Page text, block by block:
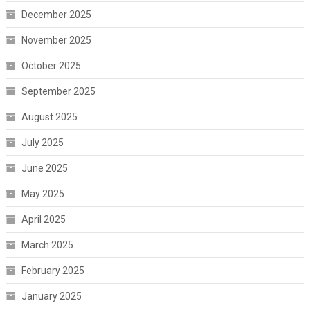
December 2025
November 2025
October 2025
September 2025
August 2025
July 2025
June 2025
May 2025
April 2025
March 2025
February 2025
January 2025